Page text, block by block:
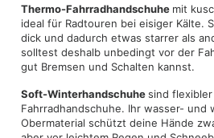
Thermo-Fahrradhandschuhe mit
ideal für Radtouren bei eisiger Kälte.
dick und dadurch etwas starrer als
solltest deshalb unbedingt vor der
gut Bremsen und Schalten kannst.
Soft-Winterhandschuhesind
Fahrradhandschuhe. Ihr wasser- und
Obermaterial schützt deine Hände